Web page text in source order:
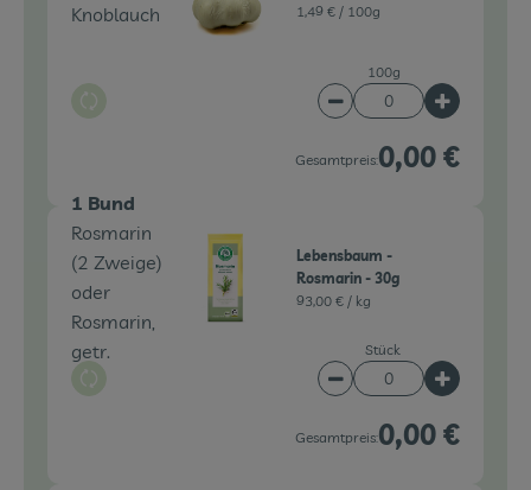
Knoblauch
Auswahl ändern
1,49 € / 100g
100g
Artikelanzahl
Gesamtpreis:0,00 €
1 Bund
Rosmarin
(2 Zweige)
oder
Rosmarin,
getr.
Auswahl ändern
Lebensbaum -
Rosmarin - 30g
93,00 € / kg
Stück
Artikelanzahl
Gesamtpreis:0,00 €